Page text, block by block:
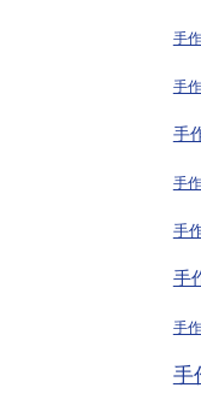
手
手
手
手
手
手
手
手